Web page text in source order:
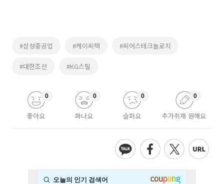
#삼성중공업 #케이씨텍 #씨어스테크놀로지
#대한조선 #KG스틸
좋아요
0
화나요
0
슬퍼요
0
추가취재 원해요
0